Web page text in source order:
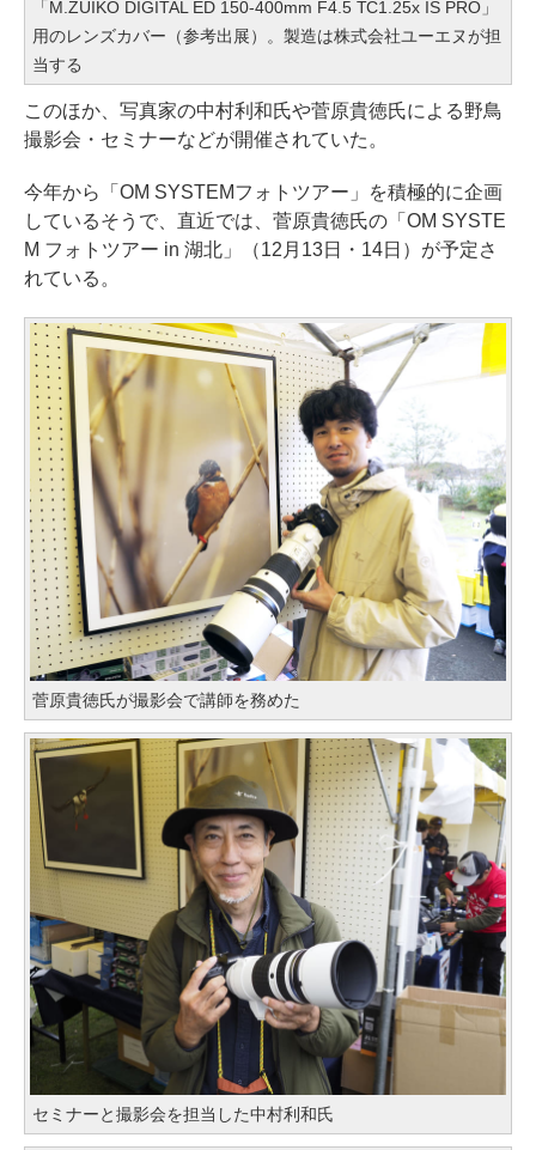
「M.ZUIKO DIGITAL ED 150-400mm F4.5 TC1.25x IS PRO」
用のレンズカバー（参考出展）。製造は株式会社ユーエヌが担
当する
このほか、写真家の中村利和氏や菅原貴徳氏による野鳥
撮影会・セミナーなどが開催されていた。
今年から「OM SYSTEMフォトツアー」を積極的に企画
しているそうで、直近では、菅原貴徳氏の「OM SYSTE
M フォトツアー in 湖北」（12月13日・14日）が予定さ
れている。
菅原貴徳氏が撮影会で講師を務めた
セミナーと撮影会を担当した中村利和氏